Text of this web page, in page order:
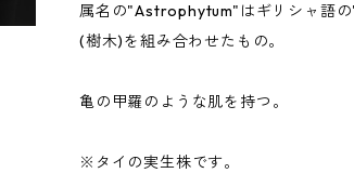
属名の"Astrophytum"はギリシャ語
(樹木)を組み合わせたもの。
亀の甲羅のような肌を持つ。
※タイの実生株です。